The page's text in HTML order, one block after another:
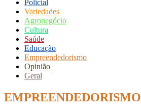
Policial
Variedades
Agronegócio
Cultura
Saúde
Educação
Empreendedorismo
Opinião
Geral
EMPREENDEDORISMO